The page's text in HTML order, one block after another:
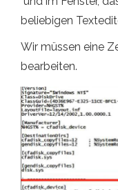
beliebigen
Wir müssen eine
bearbeiten.